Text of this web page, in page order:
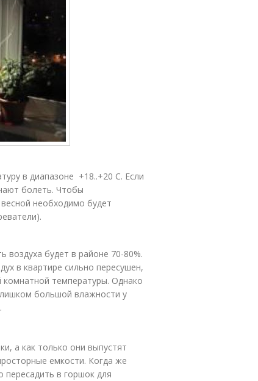
в диапазоне +18..+20 С. Если
болеть. Чтобы
необходимо будет
воздуха будет в районе 70-80%.
в квартире сильно пересушен,
комнатной температуры. Однако
большой влажности у
а как только они выпустят
емкости. Когда же
пересадить в горшок для